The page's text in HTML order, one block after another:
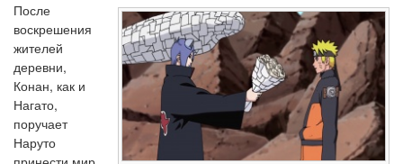
После
воскрешения
жителей
деревни,
Конан, как и
Нагато,
поручает
Наруто